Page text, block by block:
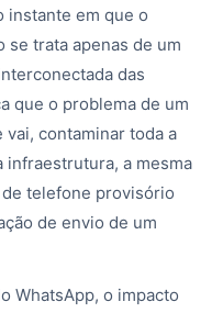
instante em que o
trata apenas de um
das
que o problema de um
contaminar toda a
infraestrutura, a mesma
de telefone provisório
de envio de um
WhatsApp, o impacto